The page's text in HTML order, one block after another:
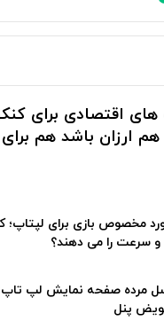
اقتصادی برای
ارزان باشد هم
مخصوص بازی برای لپتاپ؛
مرده صفحه نمایش لپ
پنل